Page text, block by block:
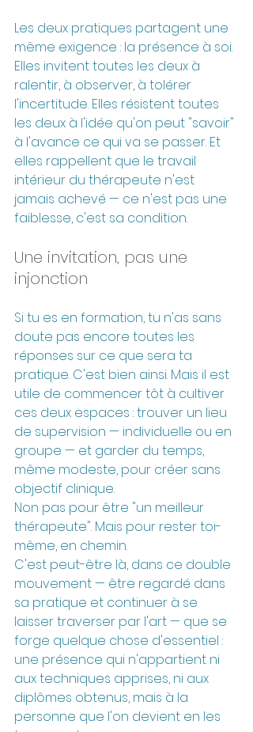
Les deux pratiques partagent une
même exigence : la présence à soi.
Elles invitent toutes les deux à
ralentir, à observer, à tolérer
l'incertitude. Elles résistent toutes
les deux à l'idée qu'on peut "savoir"
à l'avance ce qui va se passer. Et
elles rappellent que le travail
intérieur du thérapeute n'est
jamais achevé — ce n'est pas une
faiblesse, c'est sa condition.
Une invitation, pas une
injonction
Si tu es en formation, tu n'as sans
doute pas encore toutes les
réponses sur ce que sera ta
pratique. C'est bien ainsi. Mais il est
utile de commencer tôt à cultiver
ces deux espaces : trouver un lieu
de supervision — individuelle ou en
groupe — et garder du temps,
même modeste, pour créer sans
objectif clinique.
Non pas pour être "un meilleur
thérapeute". Mais pour rester toi-
même, en chemin.
C'est peut-être là, dans ce double
mouvement — être regardé dans
sa pratique et continuer à se
laisser traverser par l'art — que se
forge quelque chose d'essentiel :
une présence qui n'appartient ni
aux techniques apprises, ni aux
diplômes obtenus, mais à la
personne que l'on devient en les